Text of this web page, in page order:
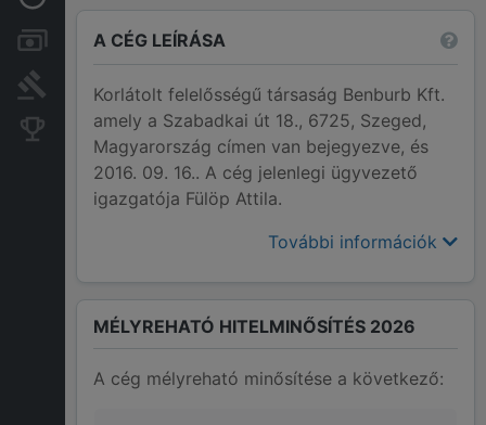
Számlák és zárolások
Bírósági eljárások
Konkurens cégek
A CÉG LEÍRÁSA
Korlátolt felelősségű társaság Benburb Kft.
amely a Szabadkai út 18., 6725, Szeged,
Magyarország címen van bejegyezve, és
2016. 09. 16.. A cég jelenlegi ügyvezető
igazgatója Fülöp Attila.
További információk
MÉLYREHATÓ HITELMINŐSÍTÉS 2026
A cég mélyreható minősítése a következő: